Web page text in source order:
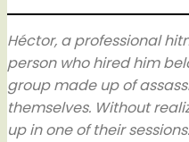
Héctor, a professional
person who hired him
group made up of
themselves. Without
up in one of their sessions.